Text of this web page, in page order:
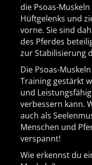
die Psoas-
Hüftgelenks und
vorne. Sie sind
des Pferdes
zur Stabilisierung
Die Psoas-
Training gestärkt
und
verbessern kann.
auch als
Menschen und
verspannt!
Wie erkennst du